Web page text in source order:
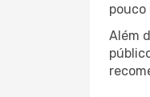
pouco
Além